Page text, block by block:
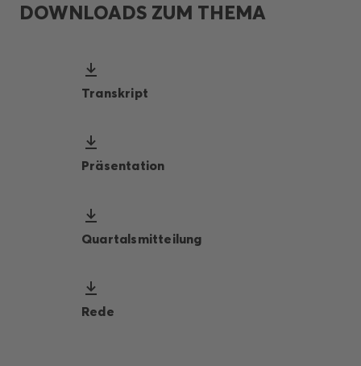
DOWNLOADS ZUM THEMA
Transkript
Präsentation
Quartalsmitteilung
Rede